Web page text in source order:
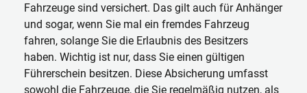
Fahrzeuge sind versichert. Das gilt auch für Anhänger
und sogar, wenn Sie mal ein fremdes Fahrzeug
fahren, solange Sie die Erlaubnis des Besitzers
haben. Wichtig ist nur, dass Sie einen gültigen
Führerschein besitzen. Diese Absicherung umfasst
sowohl die Fahrzeuge, die Sie regelmäßig nutzen, als